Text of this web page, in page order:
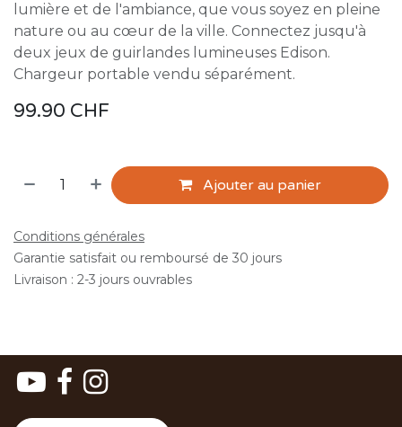
lumière et de l'ambiance, que vous soyez en pleine
nature ou au cœur de la ville. Connectez jusqu'à
deux jeux de guirlandes lumineuses Edison.
Chargeur portable vendu séparément.
99.90 CHF
Ajouter au panier
Conditions générales
Garantie satisfait ou remboursé de 30 jours
Livraison : 2-3 jours ouvrables